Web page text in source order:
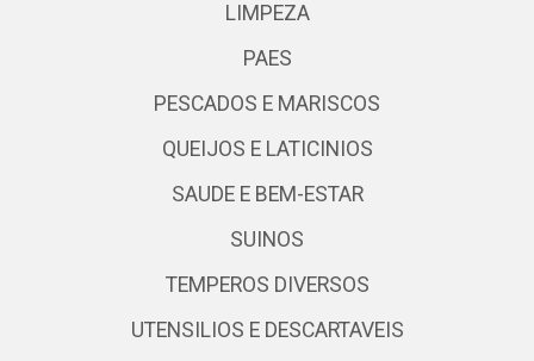
LIMPEZA
PAES
PESCADOS E MARISCOS
QUEIJOS E LATICINIOS
SAUDE E BEM-ESTAR
SUINOS
TEMPEROS DIVERSOS
UTENSILIOS E DESCARTAVEIS